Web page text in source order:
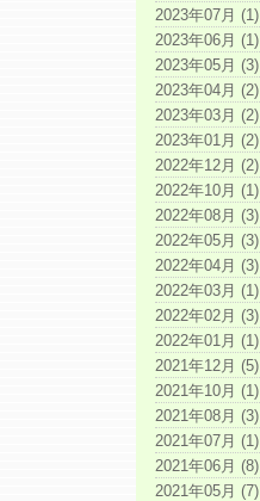
2023年07月 (1)
2023年06月 (1)
2023年05月 (3)
2023年04月 (2)
2023年03月 (2)
2023年01月 (2)
2022年12月 (2)
2022年10月 (1)
2022年08月 (3)
2022年05月 (3)
2022年04月 (3)
2022年03月 (1)
2022年02月 (3)
2022年01月 (1)
2021年12月 (5)
2021年10月 (1)
2021年08月 (3)
2021年07月 (1)
2021年06月 (8)
2021年05月 (7)